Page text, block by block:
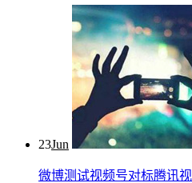
23Jun
微博测试视频号对标腾讯